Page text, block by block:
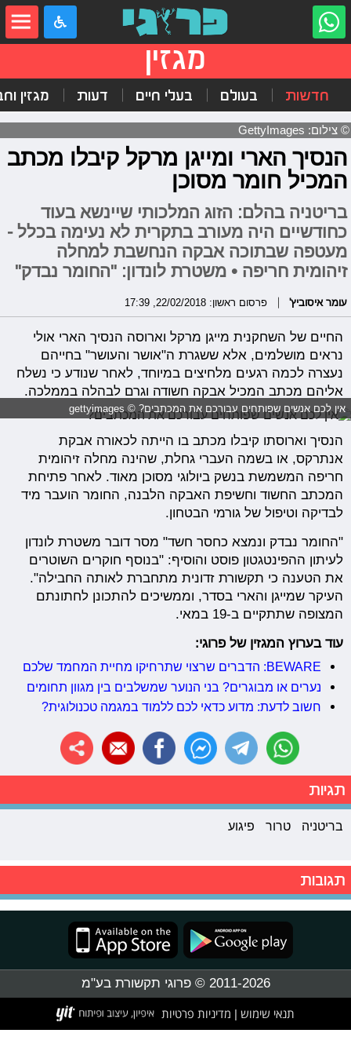
מגזין
חדשות בעולם בעלי חיים דעות מגזין
© צילום: GettyImages
הנסיך הארי ומייגן מרקל קיבלו מכתב
המכיל חומר מסוכן
בריטניה בהלם: הזוג המלכותי שיינשא בעוד
כחודשיים היה מעורב בתקרית לא נעימה בכלל -
מעטפה שבתוכה אבקה הנחשבת למחלה
זיהומית חריפה • משטרת לונדון: "החומר נבדק"
עומר איסוביץ' פרסום ראשון: 22/02/2018, 17:39
החיים של השחקנית מייגן מרקל וארוסה הנסיך הארי אולי
נראים מושלמים, אלא ששגרת ה"אושר והעושר" בחייהם
נעצרה לכמה רגעים מלחיצים במיוחד, לאחר שנודע כי נשלח
אליהם מכתב המכיל אבקה חשודה וגרם לבהלה בממלכה.
אין לכם אנשים שפותחים עבורכם את המכתבים? © gettyimages
הנסיך וארוסתו קיבלו מכתב בו הייתה לכאורה אבקת
אנתרקס, או בשמה העברי גחלת, שהינה מחלה זיהומית
חריפה המשמשת בנשק ביולוגי מסוכן מאוד. לאחר פתיחת
המכתב החשוד וחשיפת האבקה הלבנה, החומר הועבר מיד
לבדיקה וטיפול של גורמי הבטחון.
"החומר נבדק ונמצא כחסר חשד" מסר דובר משטרת לונדון
לעיתון ההפינטגטון פוסט והוסיף: "בנוסף חוקרים השוטרים
את הטענה כי תקשורת זדונית מתחברת לאותה החבילה".
העיקר שמייגן והארי בסדר, וממשיכים להתכונן לחתונתם
המצופה שתתקיים ב-19 במאי.
עוד בערוץ המגזין של פרוגי:
BEWARE: הדברים שרצוי שתרחיקו מחיית המחמד שלכם
נערים או מבוגרים? בני הנוער שמשלבים בין מגוון תחומים
חשוב לדעת: מדוע כדאי לכם ללמוד במגמה טכנולוגית?
תגיות
בריטניה טרור פיגוע
תגובות
2011-2026 © פרוגי תקשורת בע"מ
תנאי שימוש מדיניות פרטיות